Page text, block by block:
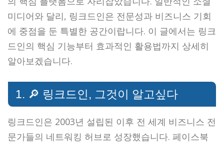
미디어와 달리, 링크드인은 전문성과 비즈니스 기회
에 중점을 둔 특별한 공간이랍니다. 이 글에서는 링크
드인의 핵심 기능부터 효과적인 활용법까지 상세히
알아보겠습니다.
1. 🔎 링크드인, 그것이 알고싶다
링크드인은 2003년 설립된 이후 전 세계 비즈니스 전
문가들의 네트워킹 허브로 성장했습니다. 페이스북